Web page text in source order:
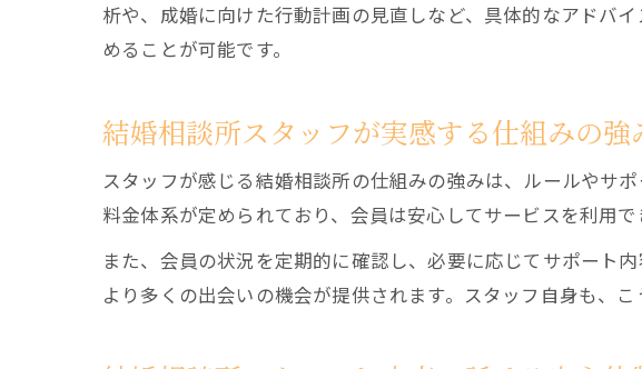
析や、成婚に向けた行動計画の見直しなど、具体的なアドバ
めることが可能です。
結婚相談所スタッフが実感する仕組みの強
スタッフが感じる結婚相談所の仕組みの強みは、ルールやサ
料金体系が定められており、会員は安心してサービスを利用
また、会員の状況を定期的に確認し、必要に応じてサポート
より多くの出会いの機会が提供されます。スタッフ自身も、